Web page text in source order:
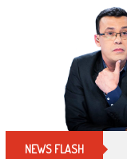
NEWS FLASH